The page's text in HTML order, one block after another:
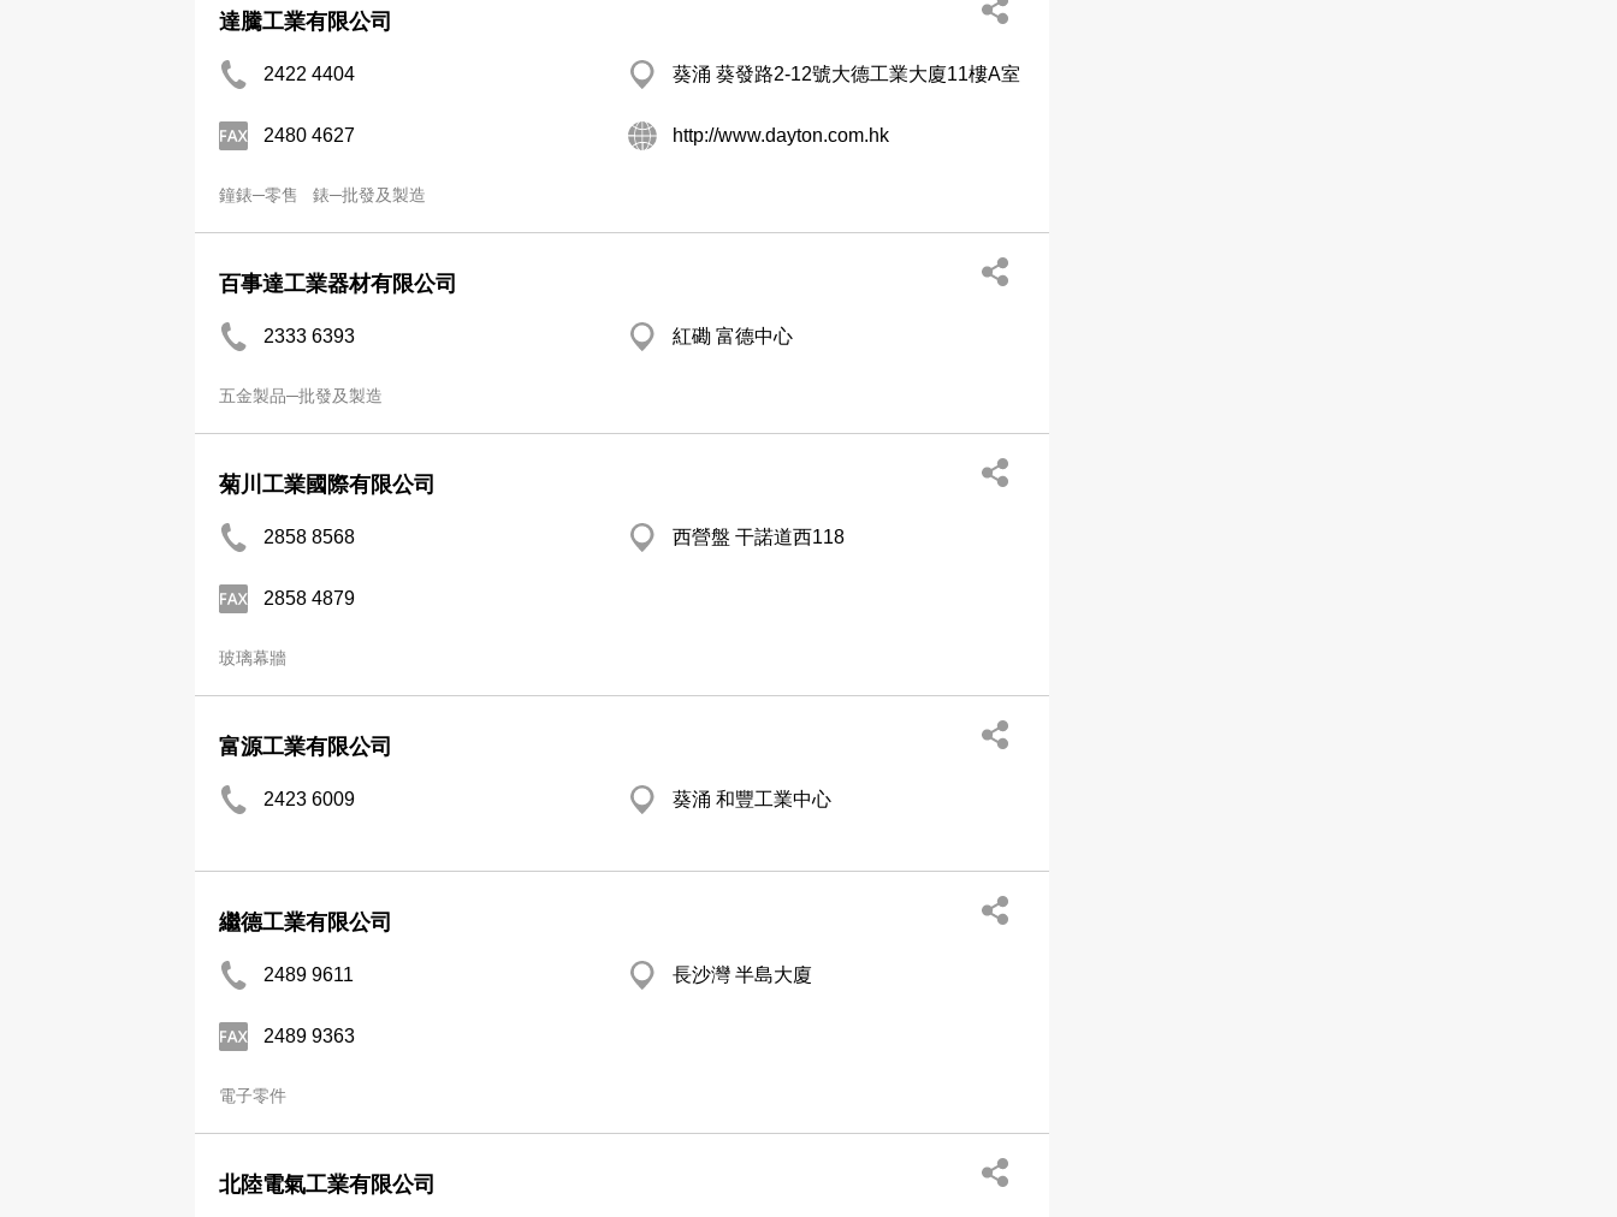
達騰工業有限公司
2422 4404 葵涌 葵發路2-12號大德工業大廈11樓A室
2480 4627 http://www.dayton.com.hk
鐘錶─零售 錶─批發及製造
百事達工業器材有限公司
2333 6393 紅磡 富德中心
五金製品─批發及製造
菊川工業國際有限公司
2858 8568 西營盤 干諾道西118
2858 4879
玻璃幕牆
富源工業有限公司
2423 6009 葵涌 和豐工業中心
繼德工業有限公司
2489 9611 長沙灣 半島大廈
2489 9363
電子零件
北陸電氣工業有限公司